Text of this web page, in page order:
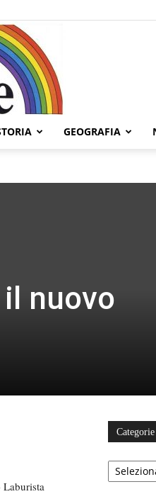
GEOGRAFIA
nuovo
Categorie
Categorie